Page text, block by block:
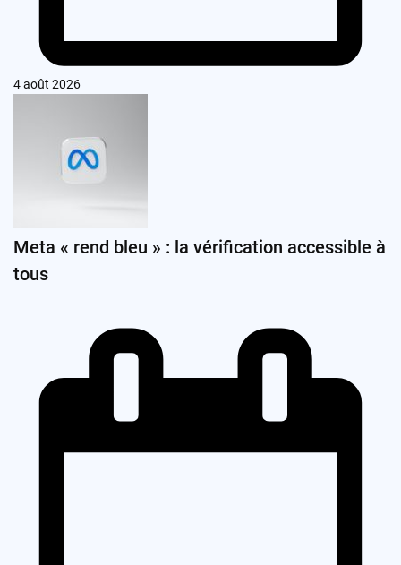
4 août 2026
Meta « rend bleu » : la vérification accessible à
tous